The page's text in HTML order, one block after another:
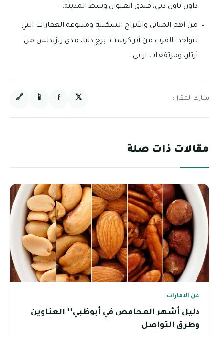
داون تاون دبي، فندق العنوان وسط المدينة.
من أهم المباني والأبراج السكنية ومتنوعة العقارات التي
تتواجد بالقرب من أبر كرست: برج دنيا، مدى ريزيدنس من
أرتار، ومرتفعات ار بي.
شارك المقال: 𝕏
f
📱
🔗
مقالات ذات صلة
عن الامارات
دليل أشهر المحامص في أبوظبي’’ العناوين
وطرق التواصل